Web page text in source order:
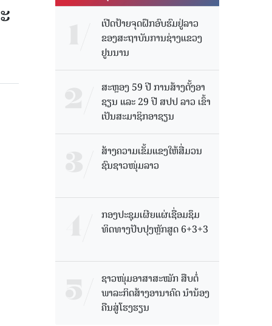
ເປີດປ້າຍຈຸດຝຶກອົບຮົມຢູ່ລາວ
ຂອງສະຖາບັນການຊ່າງແຂວງ
ຢູນນານ
ສະຫຼອງ 59 ປີ ການສ້າງຕັ້ງອາ
ຊຽນ ແລະ 29 ປີ ສປປ ລາວ ເຂົ້າ
ເປັນສະມາຊິກອາຊຽນ
ສ້າງຄວາມເຂັ້ມແຂງໃຫ້ສື່ມວນ
ຊົນຊາວໜຸ່ມລາວ
ກອງປະຊຸມເຜີຍແຜ່ເຊື່ອມຊຶມ
ທິດທາງປັບປຸງຫຼັກສູດ 6+3+3
ຊາວໜຸ່ມອາສາສະໝັກ ສືບຕໍ່
ພາລະກິດສ້າງອານາຄົດ ນໍານ້ອງ
ຄືນສູ່ໂຮງຮຽນ